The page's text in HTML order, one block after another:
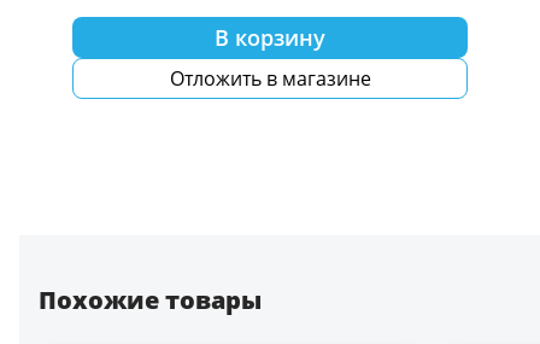
В корзину
Отложить в магазине
Похожие товары